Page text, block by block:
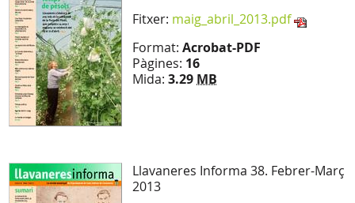
Fitxer: maig_abril_2013.pdf
Format: Acrobat-PDF
Pàgines: 16
Mida: 3.29 MB
Llavaneres Informa 38. Febrer-Març
2013